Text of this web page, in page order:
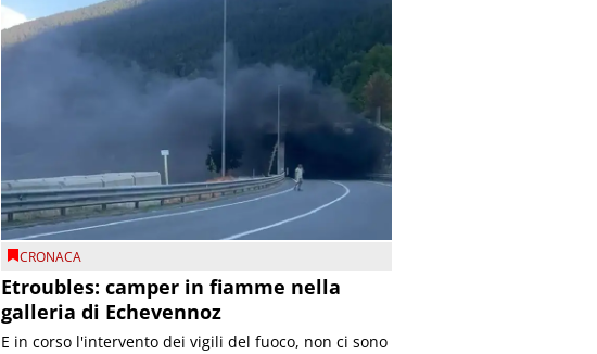
CRONACA
Etroubles: camper in fiamme nella
galleria di Echevennoz
E in corso l'intervento dei vigili del fuoco, non ci sono